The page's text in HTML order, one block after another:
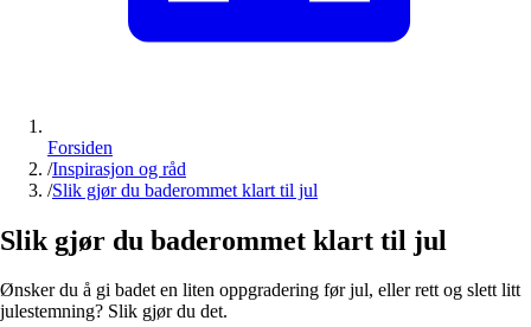
Forsiden
/Inspirasjon og råd
/Slik gjør du baderommet klart til jul
Slik gjør du baderommet klart til jul
Ønsker du å gi badet en liten oppgradering før jul, eller rett og slett litt
julestemning? Slik gjør du det.